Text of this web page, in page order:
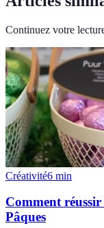
Continuez votre
Créativité6 min
Comment
Pâques